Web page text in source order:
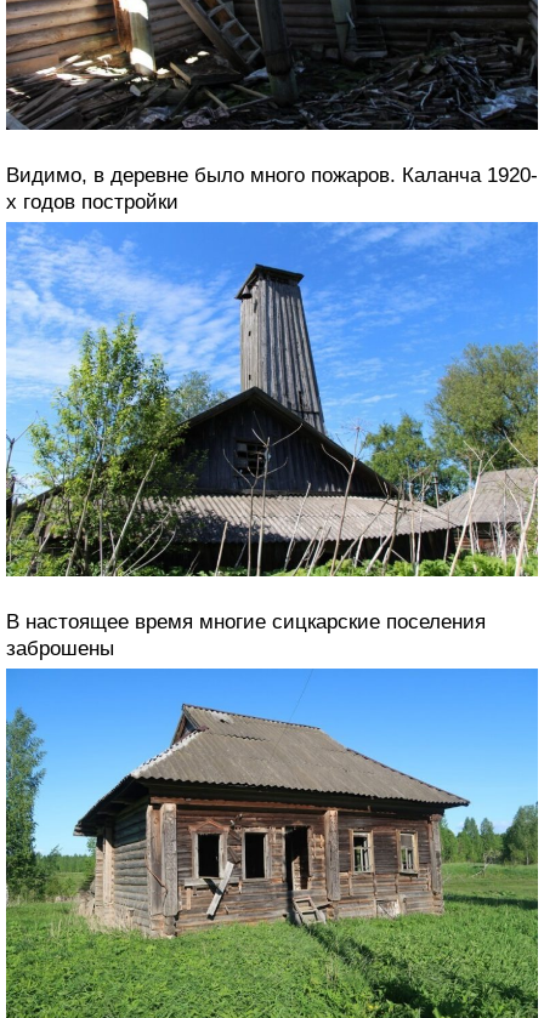
Видимо, в деревне было много пожаров. Каланча 1920-
х годов постройки
В настоящее время многие сицкарские поселения
заброшены